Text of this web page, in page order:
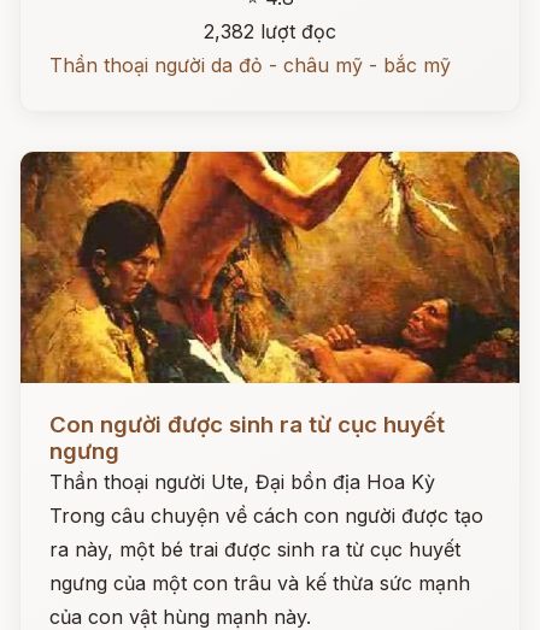
2,382 lượt đọc
Thần thoại người da đỏ - châu mỹ - bắc mỹ
Con người được sinh ra từ cục huyết
ngưng
Thần thoại người Ute, Đại bồn địa Hoa Kỳ
Trong câu chuyện về cách con người được tạo
ra này, một bé trai được sinh ra từ cục huyết
ngưng của một con trâu và kế thừa sức mạnh
của con vật hùng mạnh này.